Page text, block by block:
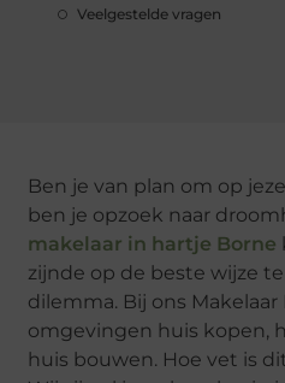
Veelgestelde vragen
Ben je van plan om op
ben je opzoek naar
makelaar in hartje Borne
zijnde op de beste wijze
dilemma. Bij ons
omgevingen huis kopen,
huis bouwen. Hoe vet is